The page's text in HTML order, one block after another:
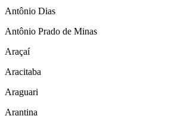
Antônio Dias
Antônio Prado de Minas
Araçaí
Aracitaba
Araguari
Arantina